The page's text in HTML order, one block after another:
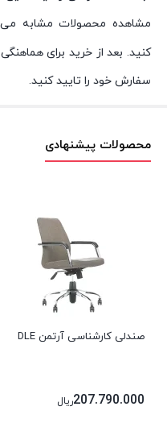
مشاهده محصولات مشابه
کنید. بعد از خرید برای
سفارش خود را تایید کنید.
محصولات پیشنهادی
صندلی کارشناسی آرتمن DLE
207.790.000ریال